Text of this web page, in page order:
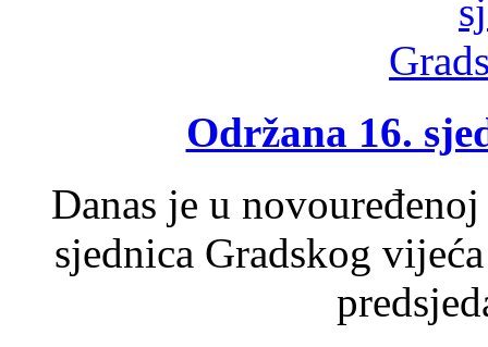
Održana 16.
Danas je u
sjednica Gradskog